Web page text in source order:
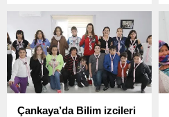
Çankaya’da Bilim izcileri